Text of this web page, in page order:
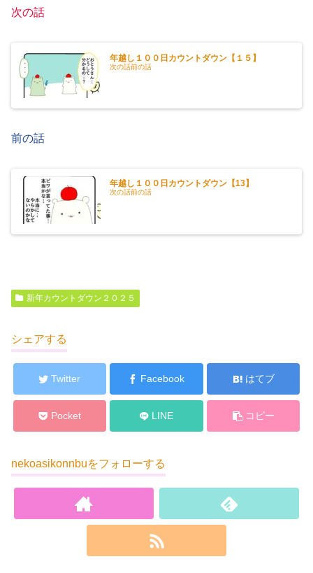
次の話
年越し１００日カウントダウン【１５】
次の話前の話
前の話
年越し１００日カウントダウン【13】
次の話前の話
新年カウントダウン２０２５
シェアする
Twitter Facebook はてブ
Pocket LINE コピー
nekoasikonnbuをフォローする